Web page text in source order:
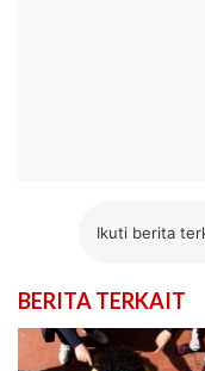
Ikuti berita
BERITA TERKAIT